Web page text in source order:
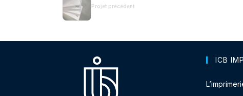
Projet précédent
ICB